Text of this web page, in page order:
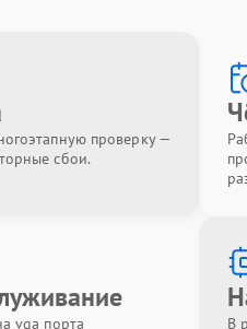
проверку —
сбои.
vga порта
В